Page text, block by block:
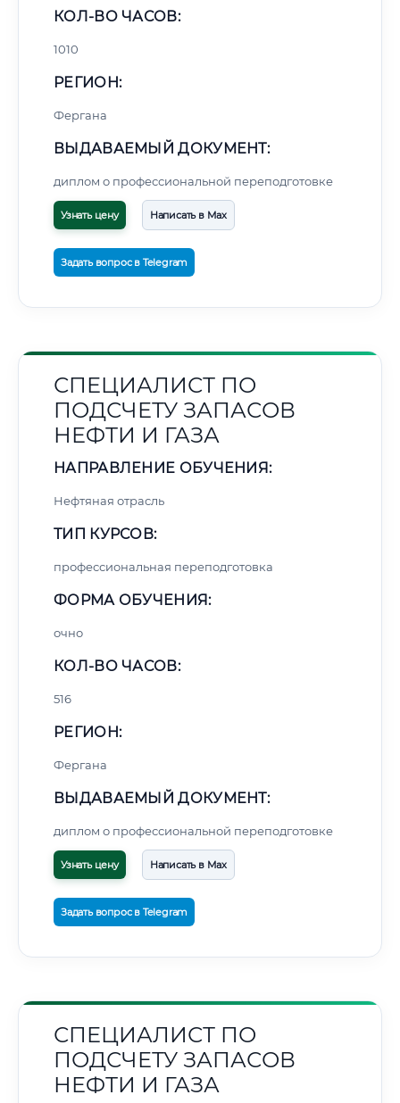
КОЛ-ВО ЧАСОВ:
1010
РЕГИОН:
Фергана
ВЫДАВАЕМЫЙ ДОКУМЕНТ:
диплом о профессиональной переподготовке
Узнать цену Написать в Max
Задать вопрос в Telegram
СПЕЦИАЛИСТ ПО
ПОДСЧЕТУ ЗАПАСОВ
НЕФТИ И ГАЗА
НАПРАВЛЕНИЕ ОБУЧЕНИЯ:
Нефтяная отрасль
ТИП КУРСОВ:
профессиональная переподготовка
ФОРМА ОБУЧЕНИЯ:
очно
КОЛ-ВО ЧАСОВ:
516
РЕГИОН:
Фергана
ВЫДАВАЕМЫЙ ДОКУМЕНТ:
диплом о профессиональной переподготовке
Узнать цену Написать в Max
Задать вопрос в Telegram
СПЕЦИАЛИСТ ПО
ПОДСЧЕТУ ЗАПАСОВ
НЕФТИ И ГАЗА